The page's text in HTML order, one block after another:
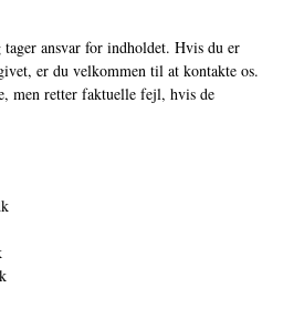
ansvar for indholdet. Hvis du er
er du velkommen til at kontakte os.
men retter faktuelle fejl, hvis de